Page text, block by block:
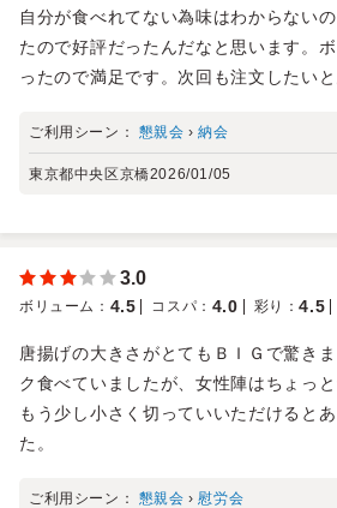
自分が食べれてない為味はわからない
たので好評だったんだなと思います。
ったので満足です。次回も注文したいと
ご利用シーン： 懇親会 ›納会
東京都中央区京橋2026/01/05
3.0
ボリューム ： 4.5 コスパ ： 4.0 彩り ：4.5
唐揚げの大きさがとてもＢＩＧで驚き
ク食べていましたが、女性陣はちょっ
もう少し小さく切っていいただけると
た。
ご利用シーン： 懇親会 ›慰労会